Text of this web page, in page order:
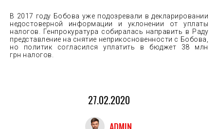
В 2017 году Бобова уже подозревали в декларировании
недостоверной информации и уклонении от уплаты
налогов. Генпрокуратура собиралась направить в Раду
представление на снятие неприкосновенности с Бобова,
но политик согласился уплатить в бюджет 38 млн
грн налогов.
27.02.2020